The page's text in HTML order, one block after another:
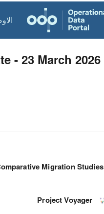
- 23 March 2026
Migration Studies
Project Voyager